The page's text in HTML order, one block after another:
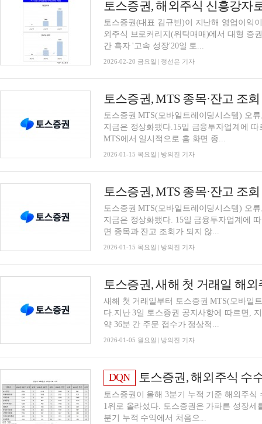
토스증권(대표 김규빈)이 지난해 영업이익
외주식 브로커리지(위탁매매)에서 대형 증
간 흑자 '고속 성장'20일 토...
2026-02-20 금요일 | 정선은 기자
토스증권 MTS(모바일트레이딩시스템) 오
지금은 정상화됐다.15일 금융투자업계에
MTS에서 일시적으로 홈 화면 종...
2026-01-15 목요일 | 방의진 기자
토스증권, MTS 종목·잔고 조
토스증권 MTS(모바일트레이딩시스템) 오
지금은 정상화됐다. 15일 금융투자업계에
면 종목과 잔고 조회가 되지 않...
2026-01-15 목요일 | 방의진 기자
토스증권, 새해 첫 거래일 해
새해 첫 거래일부터 토스증권 MTS(모바일
다.지난 3일 토스증권 공지사항에 따르면,
약 36분 간 주문 접수가 정상적...
2026-01-05 월요일 | 방의진 기자
DQN 토스증권, 해외주식 수수료
토스증권이 올해 3분기 누적 기준 해외주식
1위로 올라섰다. 토스증권은 가파른 성장
분기 누적 수익에서 처음으...